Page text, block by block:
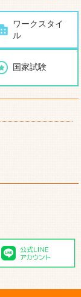
ワークスタイ
ル
国家試験